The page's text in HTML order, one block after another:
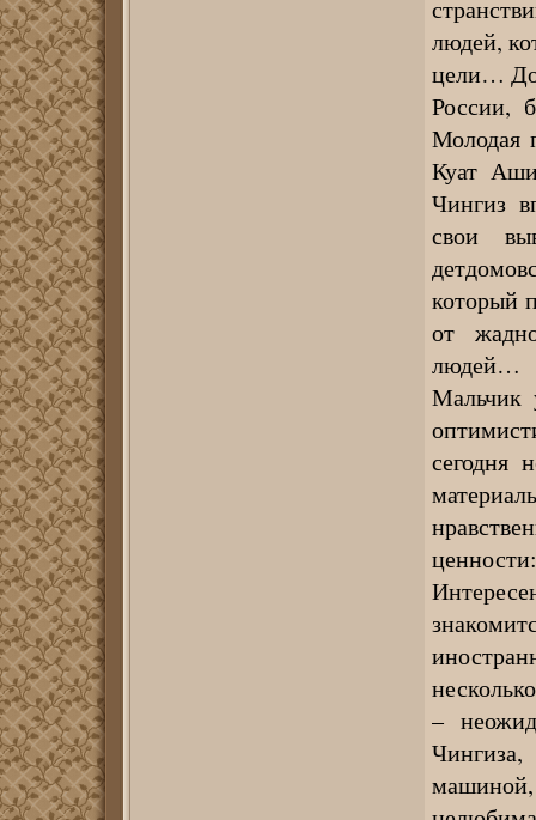
людей,
цели…
России,
Молодая
Куат
Чингиз
свои
который
от
людей…
Мальчик
сегодня
–
машиной,